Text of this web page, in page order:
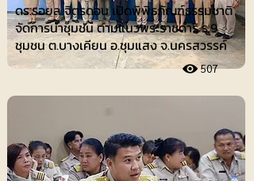
ดร.รอยล จิตรดอน เปิดพิพิธภัณฑ์ธรรมชาติ
จัดการน้ำชุมชน ตามแนวพระราชดำริ ร.9
ชุมชน ต.บางเคียน อ.ชุมแสง จ.นครสวรรค์
507